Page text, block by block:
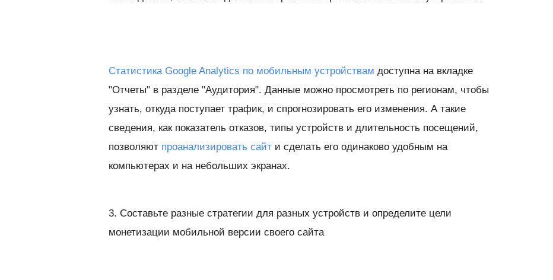
Статистика Google Analytics по мобильным устройствам доступна на вкладке
"Отчеты" в разделе "Аудитория". Данные можно просмотреть по регионам, чтобы
узнать, откуда поступает трафик, и спрогнозировать его изменения. А такие
сведения, как показатель отказов, типы устройств и длительность посещений,
позволяют проанализировать сайт и сделать его одинаково удобным на
компьютерах и на небольших экранах.
3. Составьте разные стратегии для разных устройств и определите цели
монетизации мобильной версии своего сайта